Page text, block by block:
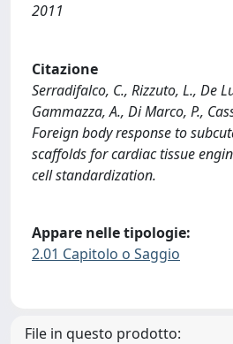
2011
Citazione
Serradifalco, C., Rizzuto, L., De
Gammazza, A., Di Marco, P.,
Foreign body response to
scaffolds for cardiac tissue
cell standardization.
Appare nelle tipologie:
2.01 Capitolo o Saggio
File in questo prodotto: